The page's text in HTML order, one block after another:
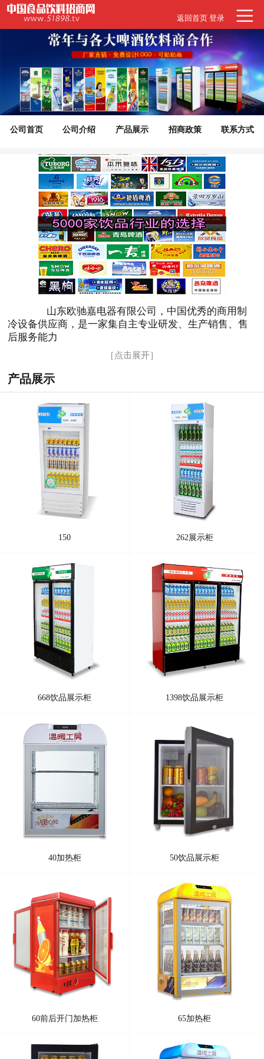
返回首页 登录
公司首页 公司介绍 产品展示 招商政策 联系方式
代理意向
山东欧驰嘉电器有限公司，中国优秀的商用制
冷设备供应商，是一家集自主专业研发、生产销售、售
后服务能力
［点击展开］
产品展示
150 262展示柜
668饮品展示柜 1398饮品展示柜
40加热柜 50饮品展示柜
60前后开门加热柜 65加热柜